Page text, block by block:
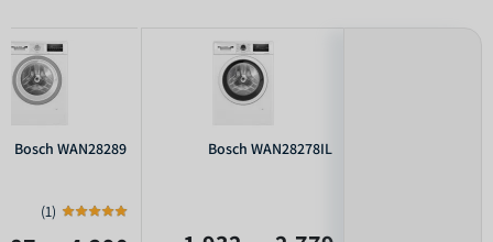
Bosch WAN28278IL
Bosch WAN28289
(
1
)